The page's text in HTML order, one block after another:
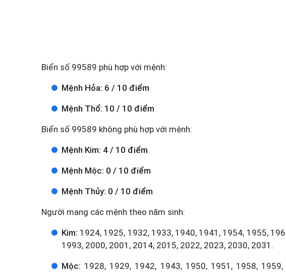
Biển số 99589 phù hợp với mệnh:
Mệnh Hỏa: 6 / 10 điểm
Mệnh Thổ: 10 / 10 điểm
Biển số 99589 không phù hợp với mệnh:
Mệnh Kim: 4 / 10 điểm
Mệnh Mộc: 0 / 10 điểm
Mệnh Thủy: 0 / 10 điểm
Người mang các mệnh theo năm sinh:
Kim: 1924, 1925, 1932, 1933, 1940, 1941, 1954, 1955,
1993, 2000, 2001, 2014, 2015, 2022, 2023, 2030, 2031.
Mộc: 1928, 1929, 1942, 1943, 1950, 1951, 1958,